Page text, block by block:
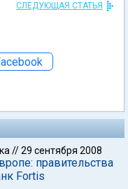
СЛЕДУЮЩАЯ СТАТЬЯ
//29 сентября 2008
правительства
Fortis